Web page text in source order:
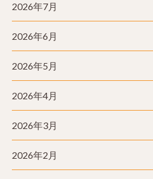
2026年7月
2026年6月
2026年5月
2026年4月
2026年3月
2026年2月